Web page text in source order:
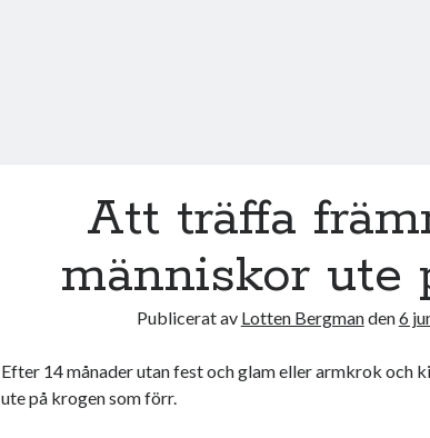
Att träffa
människor ute
Publicerat av Lotten Bergmanden6
Efter 14 månader utan fest och glam eller armkrok och
ute på krogen som förr.